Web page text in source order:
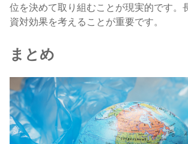
位を決めて取り組むことが現実的です。
資対効果を考えることが重要です。
まとめ